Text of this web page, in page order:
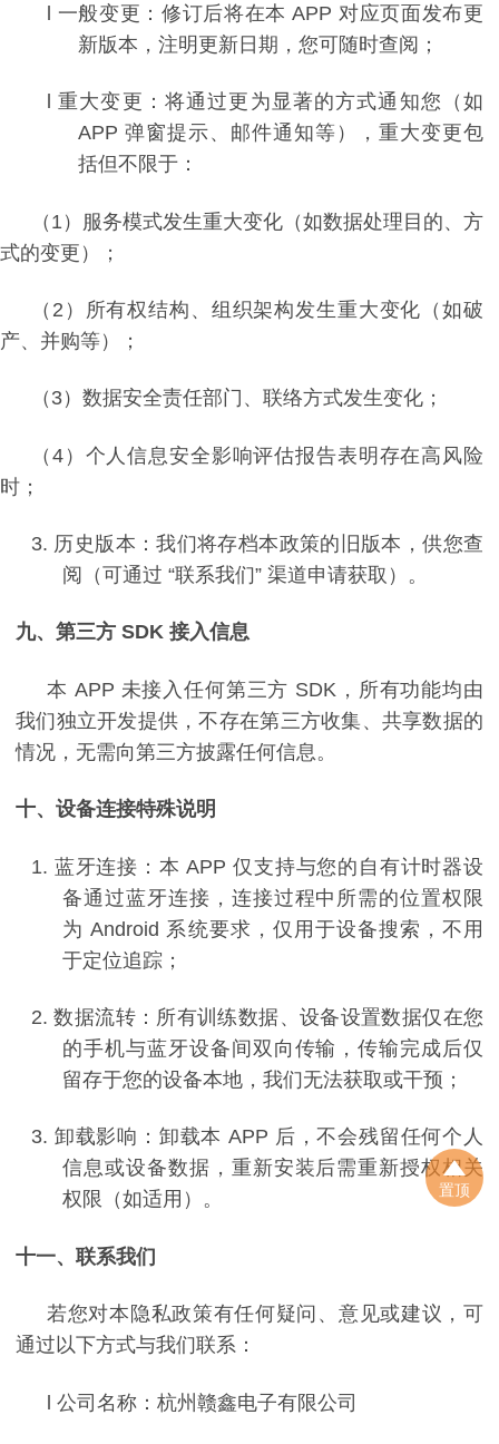
l 一般变更：修订后将在本 APP 对应页面发布更
新版本，注明更新日期，您可随时查阅；
l重大变更：将通过更为显著的方式通知您（如
APP 弹窗提示、邮件通知等），重大变更包
括但不限于：
（1） 服务模式发生重大变化（如数据处理目的、方
式的变更）；
（2）
所有权结构、组织架构发生重大变化（如破
产、并购等）；
（3） 数据安全责任部门、联络方式发生变化；
（4） 个人信息安全影响评估报告表明存在高风险
时；
3. 历史版本：我们将存档本政策的旧版本，供您查
阅（可通过 “联系我们”渠道申请获取）。
九、第三方 SDK 接入信息
本 APP 未接入任何第三方 SDK ，所有功能均由
我们独立开发提供，不存在第三方收集、共享数据的
情况，无需向第三方披露任何信息。
十、设备连接特殊说明
1. 蓝牙连接：本 APP仅支持与您的自有计时器设
备通过蓝牙连接，连接过程中所需的位置权限
为Android 系统要求，仅用于设备搜索，不用
于定位追踪；
2.数据流转：所有训练数据、设备设置数据仅在您
的手机与蓝牙设备间双向传输，传输完成后仅
留存于您的设备本地，我们无法获取或干预；
3. 卸载影响：卸载本 APP 后，不会残留任何个人
信息或设备数据，重新安装后需重新授权相关
权限（如适用）。
十一、联系我们
若您对本隐私政策有任何疑问、意见或建议，可
通过以下方式与我们联系：
l 公司名称：杭州赣鑫电子有限公司
置顶